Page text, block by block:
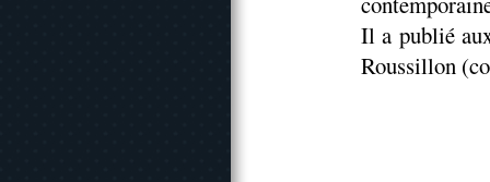
Il a publié
Roussillon